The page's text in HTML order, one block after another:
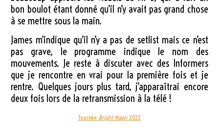
bon boulot étant donné qu’il n’y avait pas grand chose
à se mettre sous la main.
James m’indique qu’il n’y a pas de setlist mais ce n’est
pas grave, le programme indique le nom des
mouvements. Je reste à discuter avec des Informers
que je rencontre en vrai pour la première fois et je
rentre. Quelques jours plus tard, j’apparaîtrai encore
deux fois lors de la retransmission à la télé !
Tournée Bright Magic2022